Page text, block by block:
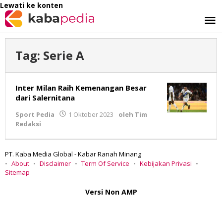
Lewati ke konten
Tag: Serie A
Inter Milan Raih Kemenangan Besar
dari Salernitana
Sport Pedia 1 Oktober 2023 oleh Tim
Redaksi
PT. Kaba Media Global - Kabar Ranah Minang
About
Disclaimer Term Of Service
Kebijakan Privasi
Sitemap
Versi Non AMP